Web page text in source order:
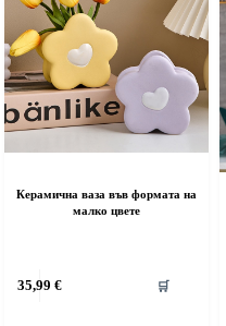
Керамична ваза във формата на
малко цвете
35,99 € 🛒